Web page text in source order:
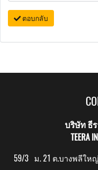
ตอบกลับ
บริษัท ธี
TEERA
59/3 ม. 21 ต.บางพลีให